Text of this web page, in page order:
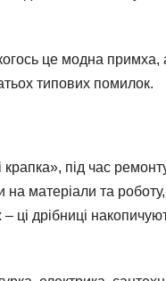
це модна примха,
типових помилок.
під час
на матеріали та
ці дрібниці